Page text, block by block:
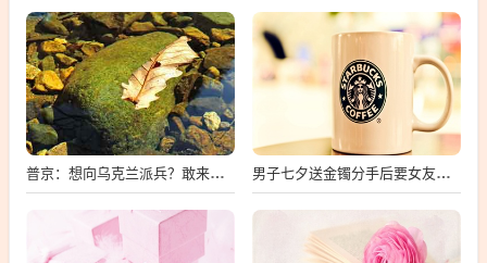
普京：想向乌克兰派兵？敢来就打，普京，敢派兵到乌克兰，将面临严厉反击 男子七夕送金镯分手后要女友还钱